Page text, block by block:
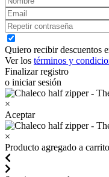
Quiero recibir descuentos
Ver los términos y
Finalizar registro
o iniciar sesión
×
Aceptar
×
Producto agregado a carrito